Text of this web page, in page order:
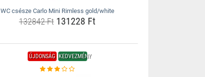
WC csésze Carlo Mini Rimless gold/white
132842 Ft 131228 Ft
ÚJDONSÁG KEDVEZMÉNY